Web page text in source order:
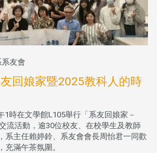
友會
回娘家暨2025教科人的時
1時在文學館L105舉行「系友回娘家－
流活動，逾30位校友、在校學生及教師
系主任賴婷鈴、系友會會長周怡君一同歡
滿午茶氛圍。